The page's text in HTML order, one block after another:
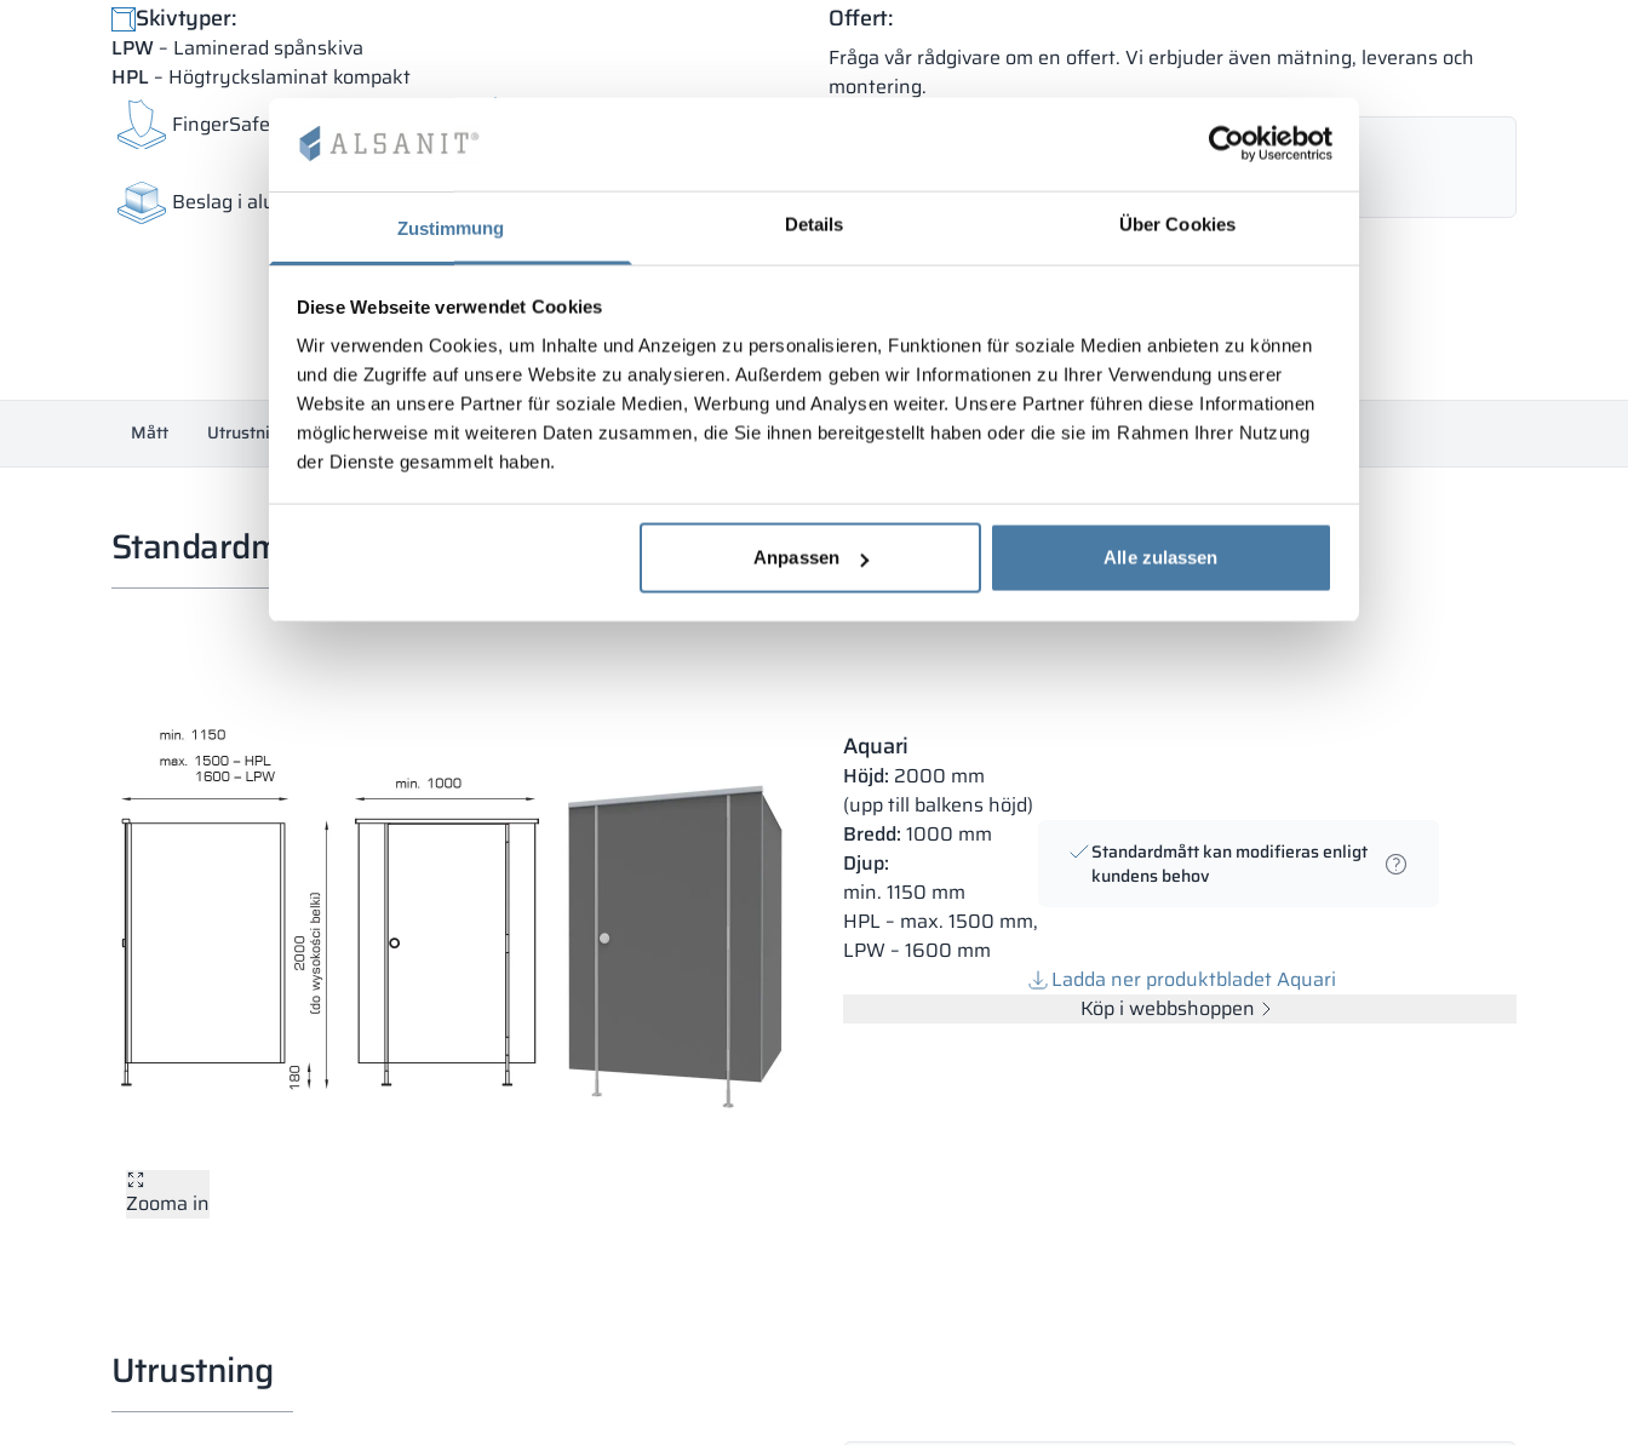
Zustimmung Details Über Cookies
Diese Webseite verwendet Cookies
Wir verwenden Cookies, um Inhalte und Anzeigen zu personalisieren, Funktionen für soziale Medien anbieten zu können
und die Zugriffe auf unsere Website zu analysieren. Außerdem geben wir Informationen zu Ihrer Verwendung unserer
Website an unsere Partner für soziale Medien, Werbung und Analysen weiter. Unsere Partner führen diese Informationen
möglicherweise mit weiteren Daten zusammen, die Sie ihnen bereitgestellt haben oder die sie im Rahmen Ihrer Nutzung
der Dienste gesammelt haben.
Anpassen Alle zulassen
Skivtyper:
LPW – Laminerad spånskiva
HPL – Högtryckslaminat kompakt
FingerSafe-lösning
Beslag i aluminium Produktion på CNC-maskiner
Offert:
Fråga vår rådgivare om en offert. Vi erbjuder även mätning, leverans och
montering.
(mån–fre 8:00–16:00)
Skicka förfrågan
Mått Utrustning Material och färger Mätning, leverans och montering Intyg och certifikat Filer för nedladdning Beskrivning
Standardmått
Zooma in
Aquari
Höjd: 2000 mm
(upp till balkens höjd)
Bredd: 1000 mm
Djup:
min. 1150 mm
HPL – max. 1500 mm,
LPW – 1600 mm
Standardmått kan modifieras enligt
kundens behov
Ladda ner produktbladet Aquari
Köp i webbshoppen
Utrustning